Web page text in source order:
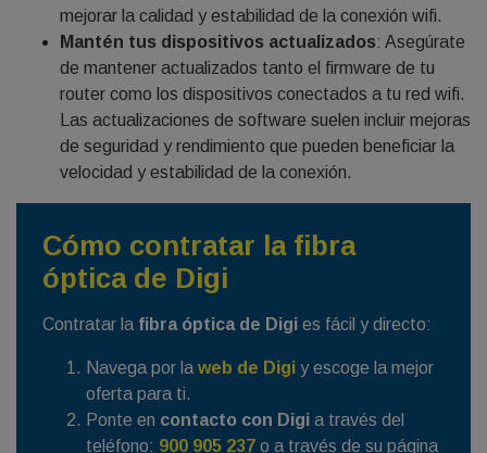
mejorar la calidad y estabilidad de la conexión wifi.
Mantén tus dispositivos actualizados: Asegúrate
de mantener actualizados tanto el firmware de tu
router como los dispositivos conectados a tu red wifi.
Las actualizaciones de software suelen incluir mejoras
de seguridad y rendimiento que pueden beneficiar la
velocidad y estabilidad de la conexión.
Cómo contratar la fibra
óptica de Digi
Contratar la fibra óptica de Digi es fácil y directo:
Navega por la web de Digi y escoge la mejor
oferta para ti.
Ponte en contacto con Digi a través del
teléfono: 900 905 237 o a través de su página